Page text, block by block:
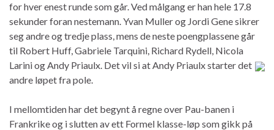
for hver enest runde som går. Ved målgang er han hele 17.8
sekunder foran nestemann. Yvan Muller og Jordi Gene sikrer
seg andre og tredje plass, mens de neste poengplassene går
til Robert Huff, Gabriele Tarquini, Richard Rydell, Nicola
Lariniog Andy Priaulx. Det vil si at Andy Priaulx starter det
andre løpet fra pole.
I mellomtiden har det begynt å regne over Pau-banen i
Frankrike og i slutten av ett Formel klasse-løp som gikk på